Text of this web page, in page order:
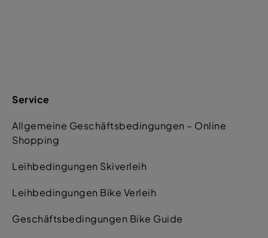
Service
Allgemeine Geschäftsbedingungen – Online
Shopping
Leihbedingungen Skiverleih
Leihbedingungen Bike Verleih
Geschäftsbedingungen Bike Guide